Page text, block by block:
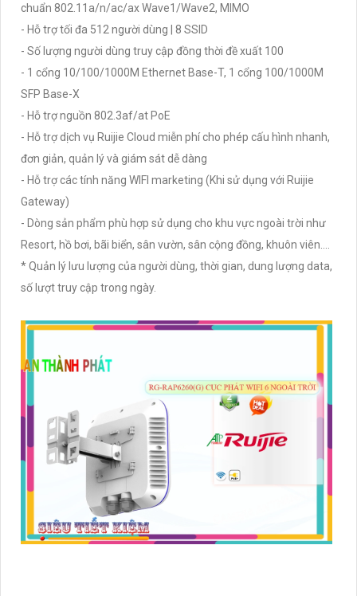
chuẩn 802.11a/n/ac/ax Wave1/Wave2, MIMO
- Hỗ trợ tối đa 512 người dùng | 8 SSID
- Số lượng người dùng truy cập đồng thời đề xuất 100
- 1 cổng 10/100/1000M Ethernet Base-T, 1 cổng 100/1000M
SFP Base-X
- Hỗ trợ nguồn 802.3af/at PoE
- Hỗ trợ dịch vụ Ruijie Cloud miễn phí cho phép cấu hình nhanh,
đơn giản, quản lý và giám sát dễ dàng
- Hỗ trợ các tính năng WIFI marketing (Khi sử dụng với Ruijie
Gateway)
- Dòng sản phẩm phù hợp sử dụng cho khu vực ngoài trời như
Resort, hồ bơi, bãi biển, sân vườn, sân cộng đồng, khuôn viên....
* Quản lý lưu lượng của người dùng, thời gian, dung lượng data,
số lượt truy cập trong ngày.